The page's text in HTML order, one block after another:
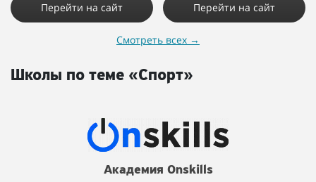
Перейти на сайт Перейти на сайт
Смотреть всех →
Школы по теме «Спорт»
Академия Onskills